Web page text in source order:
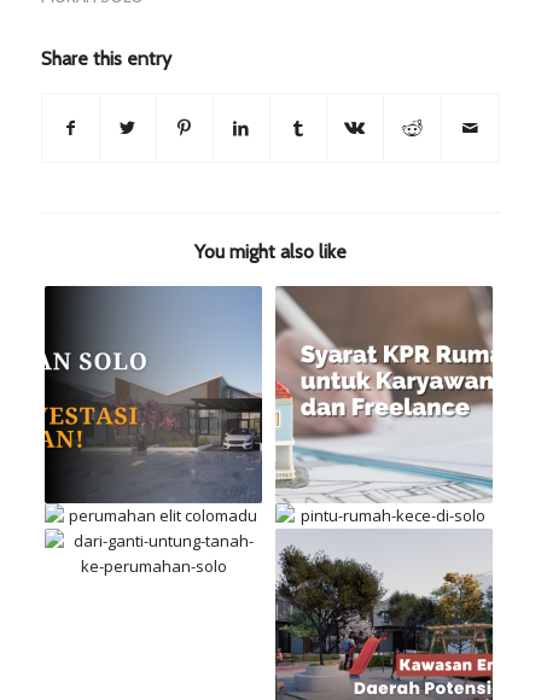
Share this entry
You might also like